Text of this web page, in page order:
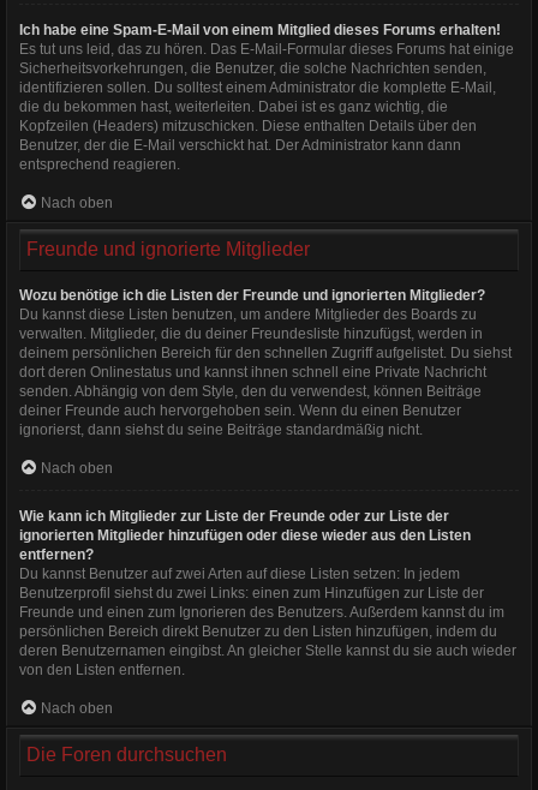
Ich habe eine Spam-E-Mail von einem Mitglied dieses Forums erhalten!
Es tut uns leid, das zu hören. Das E-Mail-Formular dieses Forums hat einige
Sicherheitsvorkehrungen, die Benutzer, die solche Nachrichten senden,
identifizieren sollen. Du solltest einem Administrator die komplette E-Mail,
die du bekommen hast, weiterleiten. Dabei ist es ganz wichtig, die
Kopfzeilen (Headers) mitzuschicken. Diese enthalten Details über den
Benutzer, der die E-Mail verschickt hat. Der Administrator kann dann
entsprechend reagieren.
Nach oben
Freunde und ignorierte Mitglieder
Wozu benötige ich die Listen der Freunde und ignorierten Mitglieder?
Du kannst diese Listen benutzen, um andere Mitglieder des Boards zu
verwalten. Mitglieder, die du deiner Freundesliste hinzufügst, werden in
deinem persönlichen Bereich für den schnellen Zugriff aufgelistet. Du siehst
dort deren Onlinestatus und kannst ihnen schnell eine Private Nachricht
senden. Abhängig von dem Style, den du verwendest, können Beiträge
deiner Freunde auch hervorgehoben sein. Wenn du einen Benutzer
ignorierst, dann siehst du seine Beiträge standardmäßig nicht.
Nach oben
Wie kann ich Mitglieder zur Liste der Freunde oder zur Liste der
ignorierten Mitglieder hinzufügen oder diese wieder aus den Listen
entfernen?
Du kannst Benutzer auf zwei Arten auf diese Listen setzen: In jedem
Benutzerprofil siehst du zwei Links: einen zum Hinzufügen zur Liste der
Freunde und einen zum Ignorieren des Benutzers. Außerdem kannst du im
persönlichen Bereich direkt Benutzer zu den Listen hinzufügen, indem du
deren Benutzernamen eingibst. An gleicher Stelle kannst du sie auch wieder
von den Listen entfernen.
Nach oben
Die Foren durchsuchen